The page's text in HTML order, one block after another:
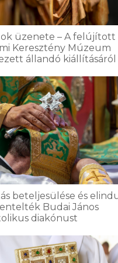
üzenete – A felújított
Keresztény Múzeum
állandó kiállításáról
beteljesülése és
Budai János
diakónust